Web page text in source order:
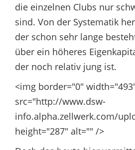
die einzelnen Clubs nur
sind. Von der Systematik
der schon sehr lange
über ein höheres
der noch relativ jung ist.
<img border="0"
src="http://www.dsw-
info.alpha.zellwerk.com/
height="287" alt="" />